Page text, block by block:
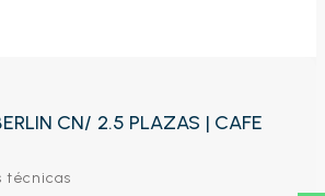
CN/ 2.5 PLAZAS | CAFE
técnicas